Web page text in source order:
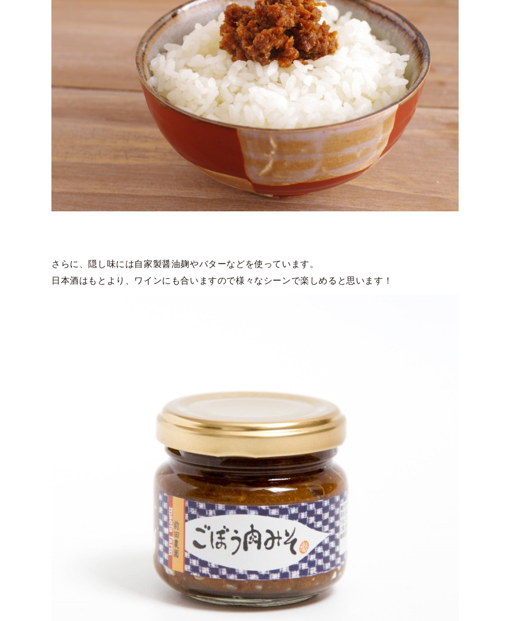
さらに、隠し味には自家製醤油麹やバターなどを使っています。
日本酒はもとより、ワインにも合いますので様々なシーンで楽しめると思います！